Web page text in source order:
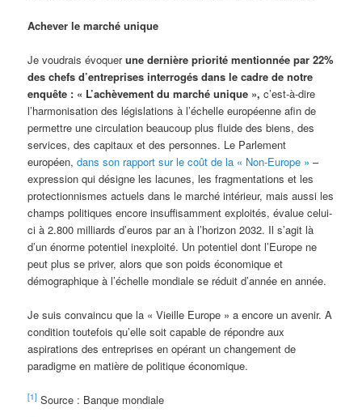
Achever le marché unique
Je voudrais évoquerune dernière priorité mentionnée par 22%
des chefs d’entreprises interrogés dans le cadre de notre
enquête : « L’achèvement du marché unique », c’est-à-dire
l’harmonisation des législations à l’échelle européenne afin de
permettre une circulation beaucoup plus fluide des biens, des
services, des capitaux et des personnes. Le Parlement
européen,dans son rapport sur le coût de la « Non-Europe » –
expression qui désigne les lacunes, les fragmentations et les
protectionnismes actuels dans le marché intérieur, mais aussi les
champs politiques encore insuffisamment exploités, évalue celui-
ci à 2.800 milliards d’euros par an à l’horizon 2032. Il s’agit là
d’un énorme potentiel inexploité. Un potentiel dont l’Europe ne
peut plus se priver, alors que son poids économique et
démographique à l’échelle mondiale se réduit d’année en année.
Je suis convaincu que la « Vieille Europe » a encore un avenir. A
condition toutefois qu’elle soit capable de répondre aux
aspirations des entreprises en opérant un changement de
paradigme en matière de politique économique.
[1] Source : Banque mondiale